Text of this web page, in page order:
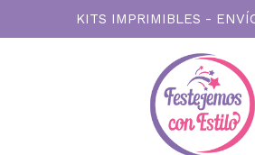
KITS IMPRIMIBLES -